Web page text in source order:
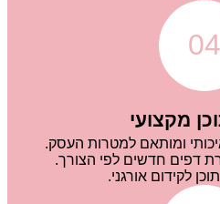
04
מקצועי
ומותאם למטרות העסק.
דפים חדשים לפי הצורך.
לקידום אורגני.